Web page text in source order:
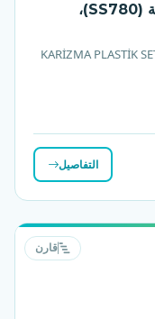
Karizma دلو (SK798)، سلة علوية (SS780)،
KARİZMA PLASTİK
التفاصيل
قارن